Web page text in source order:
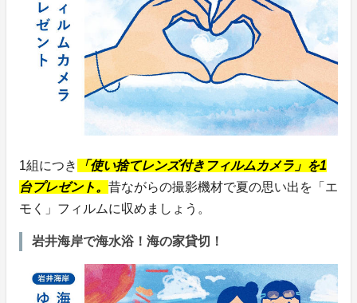
1組につき
「使い捨てレンズ付きフィルムカメラ」を1
台プレゼント。 昔ながらの撮影機材で夏の思い出を「エ
モく」フィルムに収めましょう。
岩井海岸で海水浴！海の家貸切！